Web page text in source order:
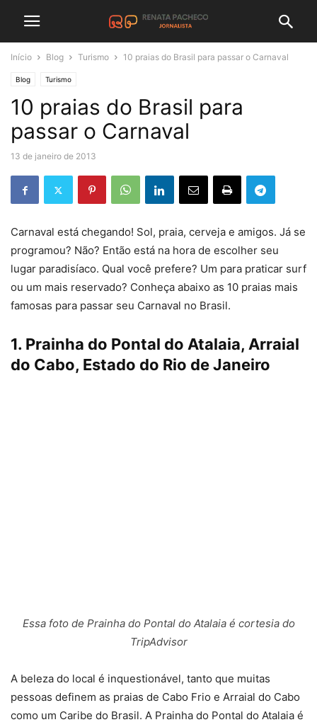
Início Blog Turismo 10 praias do Brasil para passar o Carnaval
Blog Turismo
10 praias do Brasil para
passar o Carnaval
13 de janeiro de 2013
Carnaval está chegando! Sol, praia, cerveja e amigos. Já se
programou? Não? Então está na hora de escolher seu
lugar paradisíaco. Qual você prefere? Um para praticar surf
ou um mais reservado? Conheça abaixo as 10 praias mais
famosas para passar seu Carnaval no Brasil.
1. Prainha do Pontal do Atalaia, Arraial
do Cabo, Estado do Rio de Janeiro
Essa foto de Prainha do Pontal do Atalaia é cortesia do
TripAdvisor
A beleza do local é inquestionável, tanto que muitas
pessoas definem as praias de Cabo Frio e Arraial do Cabo
como um Caribe do Brasil. A Prainha do Pontal do Atalaia é